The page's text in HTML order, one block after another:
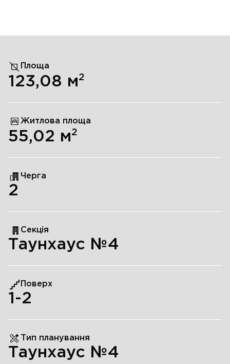
Площа
123,08 м2
Житлова площа
55,02 м2
Черга
2
Секція
Таунхаус №4
Поверх
1 -2
Тип планування
Таунхаус №4